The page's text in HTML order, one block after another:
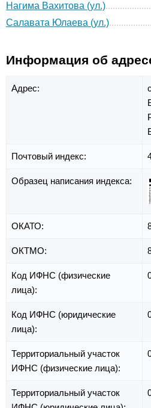
Нагима Вахитова (ул.)
Салавата Юлаева (ул.)
Информация об
Адрес:
Почтовый индекс:
Образец написания индекса:
ОКАТО:
ОКТМО:
Код ИФНС (физические
лица):
Код ИФНС (юридические
лица):
Территориальный участок
ИФНС (физические лица):
Территориальный участок